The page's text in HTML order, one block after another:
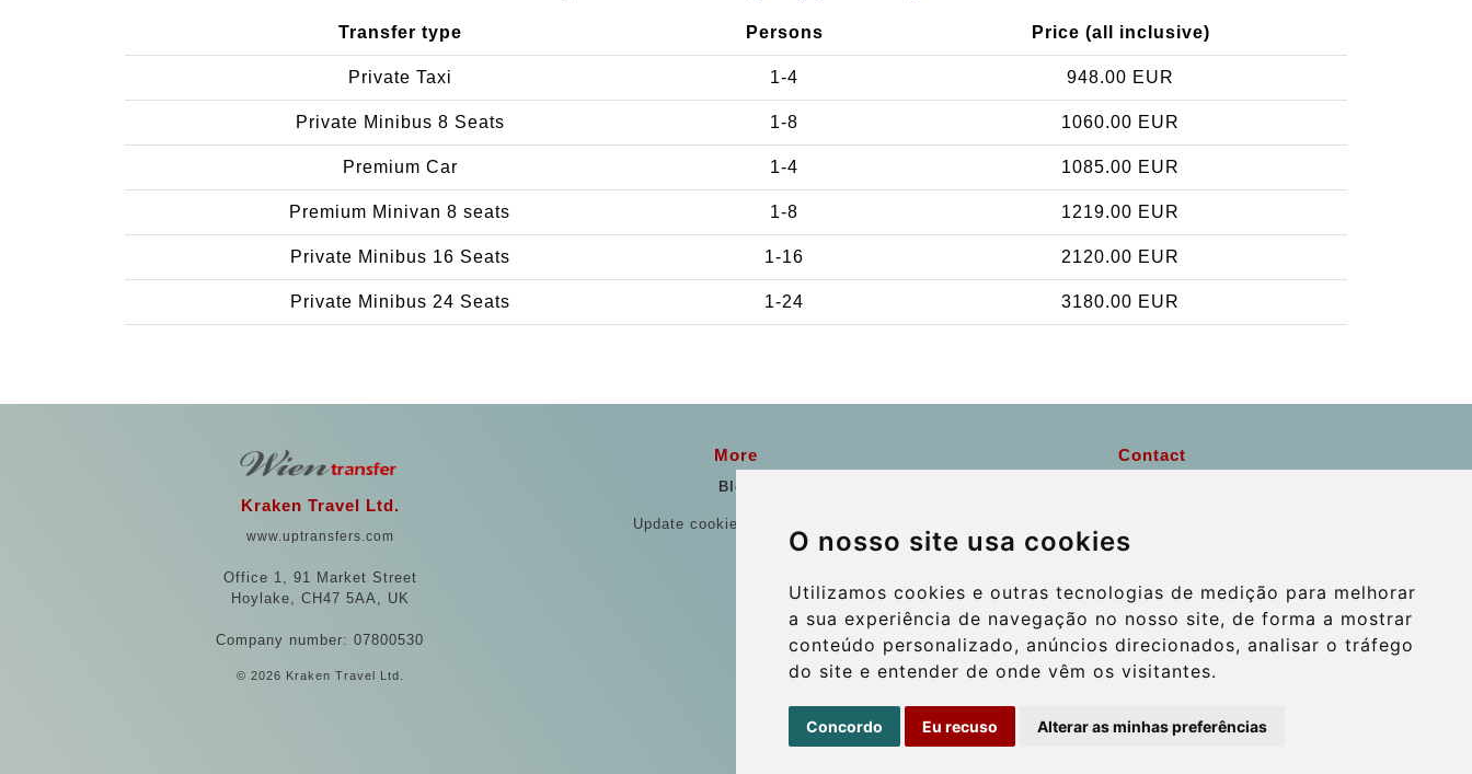
O nosso site usa cookies
Utilizamos cookies e outras tecnologias de medição para melhorar
a sua experiência de navegação no nosso site, de forma a mostrar
conteúdo personalizado, anúncios direcionados, analisar o tráfego
do site e entender de onde vêm os visitantes.
Concordo Eu recuso Alterar as minhas preferências
Transfer type Persons Price (all inclusive)
Private Taxi 1-4 948.00 EUR
Private Minibus 8 Seats 1-8 1060.00 EUR
Premium Car 1-4 1085.00 EUR
Premium Minivan 8 seats 1-8 1219.00 EUR
Private Minibus 16 Seats 1-16 2120.00 EUR
Private Minibus 24 Seats 1-24 3180.00 EUR
Kraken Travel Ltd.
www.uptransfers.com
Office 1, 91 Market Street
Hoylake, CH47 5AA, UK
Company number: 07800530
© 2026 Kraken Travel Ltd.
More
Blog
Update cookies preferences
Contact
Secure Payment with STRIPE